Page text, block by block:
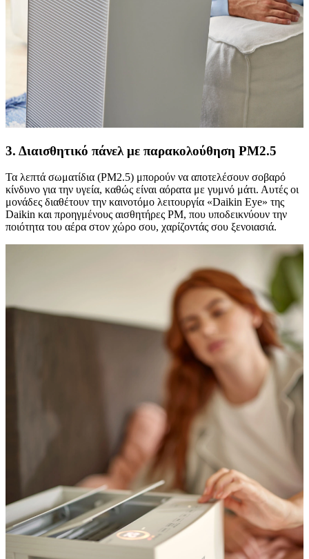
3. Διαισθητικό πάνελ με παρακολούθηση PM2.5
Τα λεπτά σωματίδια (PM2.5) μπορούν να αποτελέσουν σοβαρό
κίνδυνο για την υγεία, καθώς είναι αόρατα με γυμνό μάτι. Αυτές οι
μονάδες διαθέτουν την καινοτόμο λειτουργία «Daikin Eye» της
Daikin και προηγμένους αισθητήρες PM, που υποδεικνύουν την
ποιότητα του αέρα στον χώρο σου, χαρίζοντάς σου ξενοιασιά.